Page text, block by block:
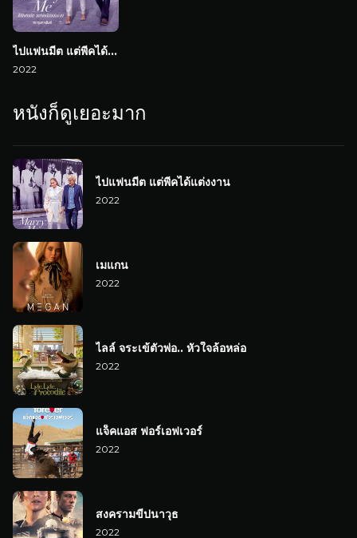
ไปแฟนมีต แต่พีคได้แต่งงาน
2022
หนังก็ดูเยอะมาก
ไปแฟนมีต แต่พีคได้แต่งงาน
2022
เมแกน
2022
ไลล์ จระเข้ตัวพ่อ.. หัวใจล้อหล่อ
2022
แจ็คแอส ฟอร์เอฟเวอร์
2022
สงครามขีปนาวุธ
2022